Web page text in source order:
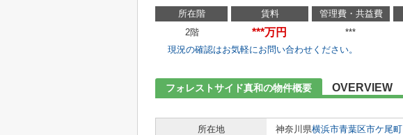
所在階 賃料 管理費・共益費
2階
***万円 ***
現況の確認はお気軽にお問い合わせください。
フォレストサイド真和の物件概要 OVERVIEW
所在地
神奈川県横浜市青葉区市ケ尾町